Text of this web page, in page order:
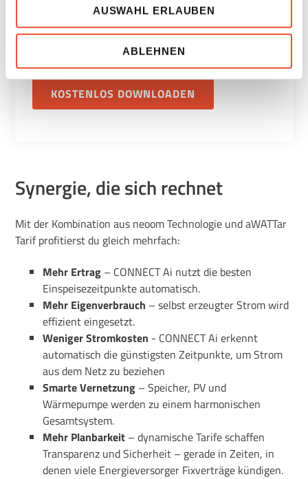
Risiko, dass Behörden in den USA auf Ihre Daten zu
Kontroll- und Überwachungszwecken zugreifen und
Sie können Ihre Präferenzen jederzeit anpassen und so
indem Sie links unten auf das Symbol klicken.
AUSWAHL ERLAUBEN
ABLEHNEN
Mehr zu CONNECT Ai erfährst du in unserem
kostenlosen Fact Sheet!
KOSTENLOS DOWNLOADEN
Synergie, die sich rechnet
Mit der Kombination aus neoom Technologie und aWATTar
Tarif profitierst du gleich mehrfach:
Mehr Ertrag – CONNECT Ai nutzt die besten
Einspeisezeitpunkte automatisch.
Mehr Eigenverbrauch – selbst erzeugter Strom wird
effizient eingesetzt.
Weniger Stromkosten - CONNECT Ai erkennt
automatisch die günstigsten Zeitpunkte, um Strom
aus dem Netz zu beziehen
Smarte Vernetzung – Speicher, PV und
Wärmepumpe werden zu einem harmonischen
Gesamtsystem.
Mehr Planbarkeit – dynamische Tarife schaffen
Transparenz und Sicherheit – gerade in Zeiten, in
denen viele Energieversorger Fixverträge kündigen.